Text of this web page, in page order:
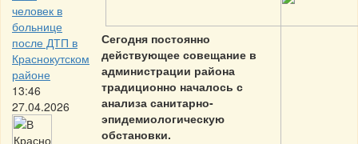
человек в
больнице
после ДТП в
Краснокутском
районе
13:46
27.04.2026
Сегодня постоянно
действующее совещание в
администрации района
традиционно началось с
анализа санитарно-
эпидемиологическую
обстановки.